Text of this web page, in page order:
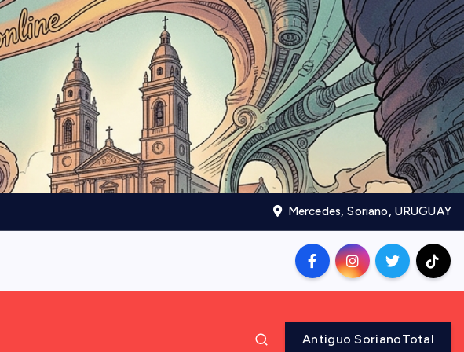
Mercedes, Soriano, URUGUAY
Antiguo SorianoTotal